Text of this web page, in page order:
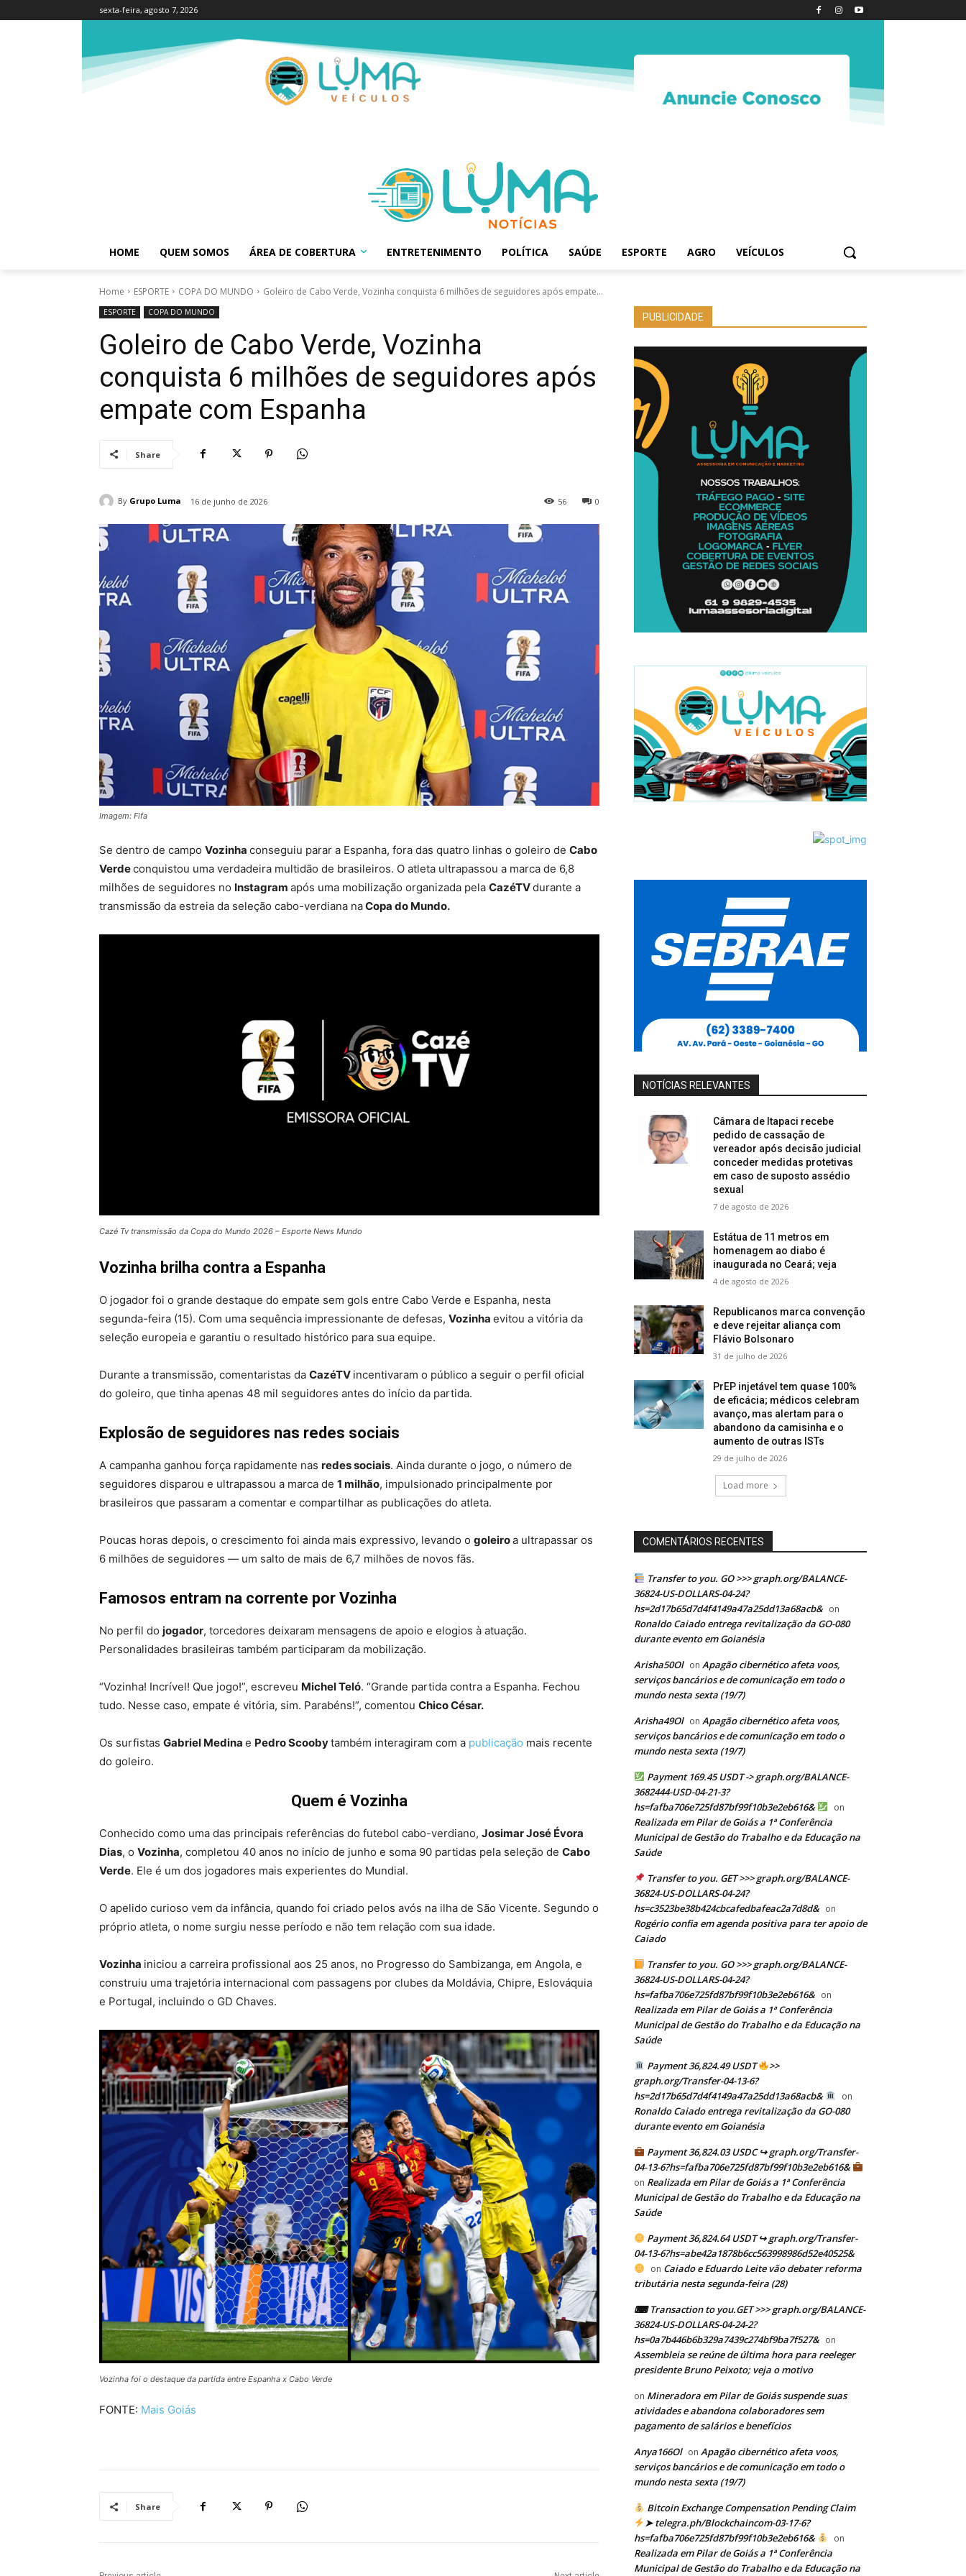
sexta-feira, agosto 7, 2026
HOME QUEM SOMOS ÁREA DE COBERTURA ENTRETENIMENTO POLÍTICA SAÚDE ESPORTE AGRO VEÍCULOS
Home ESPORTE COPA DO MUNDO Goleiro de Cabo Verde, Vozinha conquista 6 milhões de seguidores após empate...
ESPORTE COPA DO MUNDO
Goleiro de Cabo Verde, Vozinha
conquista 6 milhões de seguidores após
empate com Espanha
Share
By Grupo Luma 16 de junho de 2026 0
56
Imagem: Fifa
Se dentro de campo Vozinha conseguiu parar a Espanha, fora das quatro linhas o goleiro de Cabo
Verdeconquistou uma verdadeira multidão de brasileiros. O atleta ultrapassou a marca de 6,8
milhões de seguidores no Instagram após uma mobilização organizada pela CazéTVdurante a
transmissão da estreia da seleção cabo-verdiana naCopa do Mundo.
Cazé Tv transmissão da Copa do Mundo 2026 – Esporte News Mundo
Vozinha brilha contra a Espanha
O jogador foi o grande destaque do empate sem gols entre Cabo Verde e Espanha, nesta
segunda-feira (15). Com uma sequência impressionante de defesas, Vozinha evitou a vitória da
seleção europeia e garantiu o resultado histórico para sua equipe.
Durante a transmissão, comentaristas da CazéTV incentivaram o público a seguir o perfil oficial
do goleiro, que tinha apenas 48 mil seguidores antes do início da partida.
Explosão de seguidores nas redes sociais
A campanha ganhou força rapidamente nas redes sociais. Ainda durante o jogo, o número de
seguidores disparou e ultrapassou a marca de 1 milhão, impulsionado principalmente por
brasileiros que passaram a comentar e compartilhar as publicações do atleta.
Poucas horas depois, o crescimento foi ainda mais expressivo, levando o goleiroa ultrapassar os
6 milhões de seguidores — um salto de mais de 6,7 milhões de novos fãs.
Famosos entram na corrente por Vozinha
No perfil do jogador, torcedores deixaram mensagens de apoio e elogios à atuação.
Personalidades brasileiras também participaram da mobilização.
“Vozinha! Incrível! Que jogo!”, escreveu Michel Teló. “Grande partida contra a Espanha. Fechou
tudo. Nesse caso, empate é vitória, sim. Parabéns!”, comentou Chico César.
Os surfistas Gabriel Medina e Pedro Scoobytambém interagiram com a publicação mais recente
do goleiro.
Quem é Vozinha
Conhecido como uma das principais referências do futebol cabo-verdiano, Josimar José Évora
Dias, o Vozinha, completou 40 anos no início de junho e soma 90 partidas pela seleção de Cabo
Verde. Ele é um dos jogadores mais experientes do Mundial.
O apelido curioso vem da infância, quando foi criado pelos avós na ilha de São Vicente. Segundo o
próprio atleta, o nome surgiu nesse período e não tem relação com sua idade.
Vozinha iniciou a carreira profissional aos 25 anos, no Progresso do Sambizanga, em Angola, e
construiu uma trajetória internacional com passagens por clubes da Moldávia, Chipre, Eslováquia
e Portugal, incluindo o GD Chaves.
Vozinha foi o destaque da partida entre Espanha x Cabo Verde
FONTE: Mais Goiás
Share
PUBLICIDADE
NOTÍCIAS RELEVANTES
Câmara de Itapaci recebe
pedido de cassação de
vereador após decisão judicial
conceder medidas protetivas
em caso de suposto assédio
sexual
7 de agosto de 2026
Estátua de 11 metros em
homenagem ao diabo é
inaugurada no Ceará; veja
4 de agosto de 2026
Republicanos marca convenção
e deve rejeitar aliança com
Flávio Bolsonaro
31 de julho de 2026
PrEP injetável tem quase 100%
de eficácia; médicos celebram
avanço, mas alertam para o
abandono da camisinha e o
aumento de outras ISTs
29 de julho de 2026
Load more
COMENTÁRIOS RECENTES
Transfer to you. GO >>> graph.org/BALANCE-
36824-US-DOLLARS-04-24?
hs=2d17b65d7d4f4149a47a25dd13a68acb& on
Ronaldo Caiado entrega revitalização da GO-080
durante evento em Goianésia
Arisha50Ol on Apagão cibernético afeta voos,
serviços bancários e de comunicação em todo o
mundo nesta sexta (19/7)
Arisha49Ol on Apagão cibernético afeta voos,
serviços bancários e de comunicação em todo o
mundo nesta sexta (19/7)
Payment 169.45 USDT -> graph.org/BALANCE-
3682444-USD-04-21-3?
hs=fafba706e725fd87bf99f10b3e2eb616&
on
Realizada em Pilar de Goiás a 1ª Conferência
Municipal de Gestão do Trabalho e da Educação na
Saúde
Transfer to you. GET >>> graph.org/BALANCE-
36824-US-DOLLARS-04-24?
hs=c3523be38b424cbcafedbafeac2a7d8d& on
Rogério confia em agenda positiva para ter apoio de
Caiado
Transfer to you. GO >>> graph.org/BALANCE-
36824-US-DOLLARS-04-24?
hs=fafba706e725fd87bf99f10b3e2eb616& on
Realizada em Pilar de Goiás a 1ª Conferência
Municipal de Gestão do Trabalho e da Educação na
Saúde
Payment 36,824.49 USDT
>>
graph.org/Transfer-04-13-6?
hs=2d17b65d7d4f4149a47a25dd13a68acb&
on
Ronaldo Caiado entrega revitalização da GO-080
durante evento em Goianésia
Payment 36,824.03 USDC ↪ graph.org/Transfer-
04-13-6?hs=fafba706e725fd87bf99f10b3e2eb616&
on Realizada em Pilar de Goiás a 1ª Conferência
Municipal de Gestão do Trabalho e da Educação na
Saúde
Payment 36,824.64 USDT ↪ graph.org/Transfer-
04-13-6?hs=abe42a1878b6cc563998986d52e40525&
on Caiado e Eduardo Leite vão debater reforma
tributária nesta segunda-feira (28)
⌨ Transaction to you.GET >>> graph.org/BALANCE-
36824-US-DOLLARS-04-24-2?
hs=0a7b446b6b329a7439c274bf9ba7f527& on
Assembleia se reúne de última hora para reeleger
presidente Bruno Peixoto; veja o motivo
on Mineradora em Pilar de Goiás suspende suas
atividades e abandona colaboradores sem
pagamento de salários e benefícios
Anya166Ol on Apagão cibernético afeta voos,
serviços bancários e de comunicação em todo o
mundo nesta sexta (19/7)
Bitcoin Exchange Compensation Pending Claim
➤ telegra.ph/Blockchaincom-03-17-6?
hs=fafba706e725fd87bf99f10b3e2eb616&
on
Realizada em Pilar de Goiás a 1ª Conferência
Municipal de Gestão do Trabalho e da Educação na